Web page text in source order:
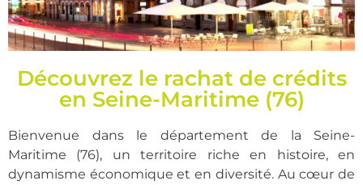
Le rachat de crédits
en Seine-Maritime
vous !
Découvrez le rachat de crédits
en Seine-Maritime (76)
Bienvenue dans le département de la Seine-
Maritime (76), un territoire riche en histoire, en
dynamisme économique et en diversité. Au cœur de